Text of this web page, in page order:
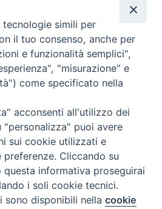
e altri mondi
e spettacoli in Broletto e
CANTA LUCIO CON
ASSOCIAZIONIPreferenze Cookie
simili per
il tuo consenso, anche per
e funzionalità semplici",
"misurazione" e
come specificato nella
acconsenti all'utilizzo dei
"personalizza" puoi avere
sui cookie utilizzati e
preferenze. Cliccando su
informativa proseguirai
i soli cookie tecnici.
sono disponibili nellacookie